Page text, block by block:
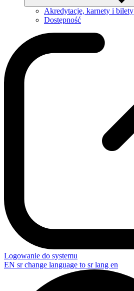
Akredytacje, karnety i bilety
Dostępność
Logowanie do systemu
EN sr change language to sr lang en